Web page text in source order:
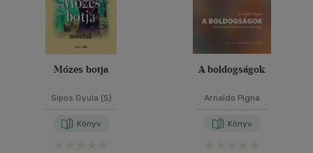
Mózes botja
Sipos Gyula (S)
Könyv
A boldogságok
Arnaldo Pigna
Könyv